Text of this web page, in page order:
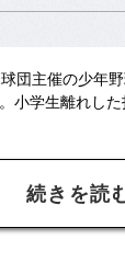
団主催の少年
小学生離れし
続きを読